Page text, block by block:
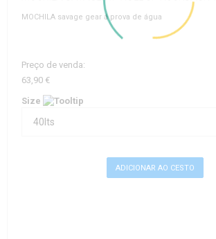
MOCHILA savage gear á prova de água
Preço de venda:
63,90 €
Size